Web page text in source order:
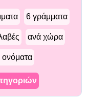
6 γράμματα
ανά χώρα
ονόματα